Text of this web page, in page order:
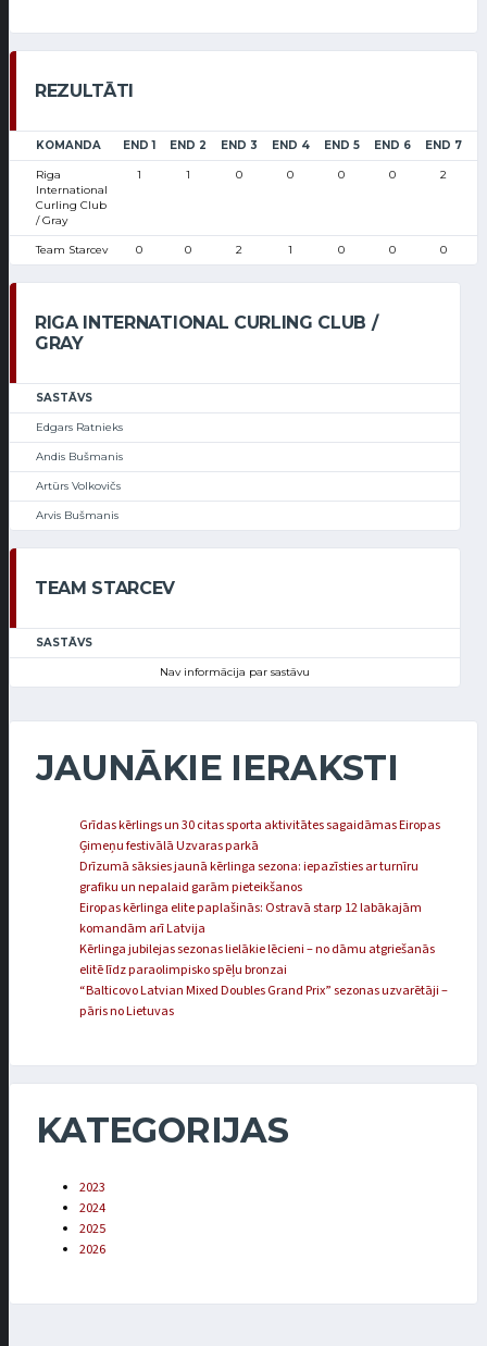
REZULTĀTI
KOMANDA END 1 END 2 END 3 END 4 END 5 END 6 END 7
Riga
International
Curling Club
/ Gray
1 1 0 0 0 0 2
Team Starcev 0 0 2 1 0 0 0
RIGA INTERNATIONAL CURLING CLUB /
GRAY
SASTĀVS
Edgars Ratnieks
Andis Bušmanis
Artūrs Volkovičs
Arvis Bušmanis
TEAM STARCEV
SASTĀVS
Nav informācija par sastāvu
JAUNĀKIE IERAKSTI
Grīdas kērlings un 30 citas sporta aktivitātes sagaidāmas Eiropas
Ģimeņu festivālā Uzvaras parkā
Drīzumā sāksies jaunā kērlinga sezona: iepazīsties ar turnīru
grafiku un nepalaid garām pieteikšanos
Eiropas kērlinga elite paplašinās: Ostravā starp 12 labākajām
komandām arī Latvija
Kērlinga jubilejas sezonas lielākie lēcieni – no dāmu atgriešanās
elitē līdz paraolimpisko spēļu bronzai
“Balticovo Latvian Mixed Doubles Grand Prix” sezonas uzvarētāji –
pāris no Lietuvas
KATEGORIJAS
2023
2024
2025
2026